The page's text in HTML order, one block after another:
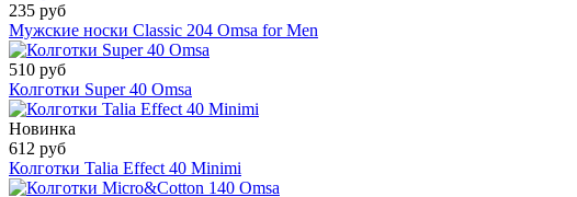
235 руб
Мужские носки Classic 204 Omsa for Men
510 руб
Колготки Super 40 Omsa
Новинка
612 руб
Колготки Talia Effect 40 Minimi